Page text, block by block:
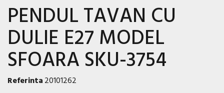
PENDUL TAVAN CU
DULIE E27 MODEL
SFOARA SKU-3754
Referinta20101262